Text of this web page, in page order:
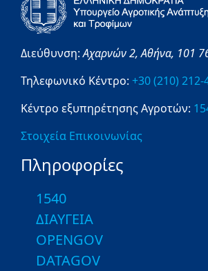
Διεύθυνση:Αχαρνών 2,Αθήνα, 101
Τηλεφωνικό Κέντρο: +30 (210) 212-
Κέντρο εξυπηρέτησης Αγροτών:
Στοιχεία Επικοινωνίας
Πληροφορίες
1540
ΔΙΑΥΓΕΙΑ
OPENGOV
DATAGOV